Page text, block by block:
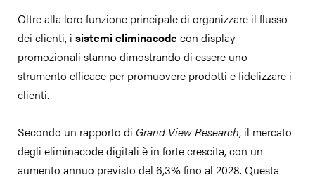
Oltre alla loro funzione principale di organizzare il flusso
dei clienti, i sistemi eliminacodecon display
promozionali stanno dimostrando di essere uno
strumento efficace per promuovere prodotti e fidelizzare i
clienti.
Secondo un rapporto di Grand View Research, il mercato
degli eliminacode digitali è in forte crescita, con un
aumento annuo previsto del 6,3% fino al 2028. Questa